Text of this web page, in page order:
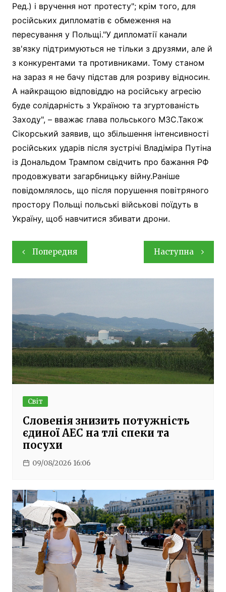
Ред.) і вручення нот протесту"; крім того, для
російських дипломатів є обмеження на
пересування у Польщі."У дипломатії канали
зв'язку підтримуються не тільки з друзями, але й
з конкурентами та противниками. Тому станом
на зараз я не бачу підстав для розриву відносин.
А найкращою відповіддю на російську агресію
буде солідарність з Україною та згуртованість
Заходу", – вважає глава польського МЗС.Також
Сікорський заявив, що збільшення інтенсивності
російських ударів після зустрічі Владіміра Путіна
із Дональдом Трампом свідчить про бажання РФ
продовжувати загарбницьку війну.Раніше
повідомлялось, що після порушення повітряного
простору Польщі польські військові поїдуть в
Україну, щоб навчитися збивати дрони.
Навігація
записів
Попередня Наступна
Світ
Словенія знизить потужність
єдиної АЕС на тлі спеки та
посухи
09/08/2026 16:06